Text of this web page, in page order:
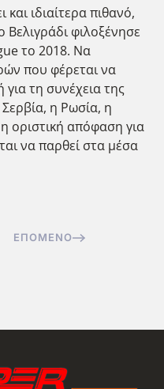
ιδιαίτερα πιθανό,
Βελιγράδι φιλοξένησε
το 2018. Να
που φέρεται να
για τη συνέχεια της
η Ρωσία, η
οριστική απόφαση για
να παρθεί στα μέσα
ΕΠΌΜΕΝΟ